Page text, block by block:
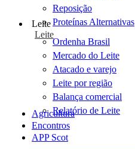
Reposição
Proteínas Alternativas
Leite
Leite
Ordenha Brasil
Mercado do Leite
Atacado e varejo
Leite por região
Balança comercial
Relatório de Leite
Agricultura
Encontros
APP Scot